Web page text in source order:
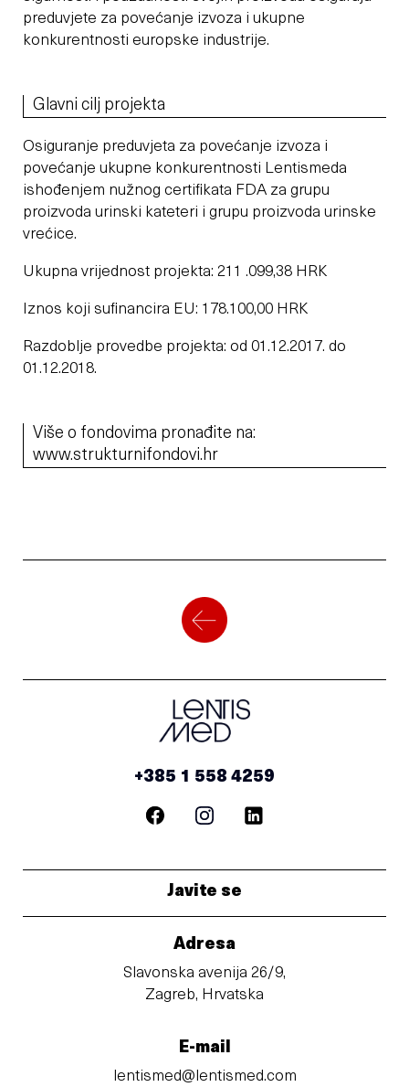
preduvjete za povećanje izvoza i ukupne
konkurentnosti europske industrije.
Glavni cilj projekta
Osiguranje preduvjeta za povećanje izvoza i
povećanje ukupne konkurentnosti Lentismeda
ishođenjem nužnog certifikata FDA za grupu
proizvoda urinski kateteri i grupu proizvoda urinske
vrećice.
Ukupna vrijednost projekta: 211 .099,38 HRK
Iznos koji sufinancira EU: 178.100,00 HRK
Razdoblje provedbe projekta: od 01.12.2017. do
01.12.2018.
Više o fondovima pronađite na:
www.strukturnifondovi.hr
+385 1 558 4259
Javite se
Adresa
Slavonska avenija 26/9,
Zagreb, Hrvatska
E-mail
lentismed@lentismed.com